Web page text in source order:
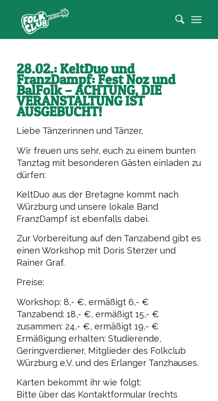
28.02.: KeltDuo und
FranzDampf: Fest Noz und
BalFolk – ACHTUNG, DIE
VERANSTALTUNG IST
AUSGEBUCHT!
Liebe Tänzerinnen und Tänzer,
Wir freuen uns sehr, euch zu einem bunten
Tanztag mit besonderen Gästen einladen zu
dürfen:
KeltDuo aus der Bretagne kommt nach
Würzburg und unsere lokale Band
FranzDampf ist ebenfalls dabei.
Zur Vorbereitung auf den Tanzabend gibt es
einen Workshop mit Doris Sterzer und
Rainer Graf.
Preise:
Workshop: 8,- €, ermäßigt 6,- €
Tanzabend: 18,- €, ermäßigt 15,- €
zusammen: 24,- €, ermäßigt 19,- €
Ermäßigung erhalten: Studierende,
Geringverdiener, Mitglieder des Folkclub
Würzburg e.V. und des Erlanger Tanzhauses.
Karten bekommt ihr wie folgt:
Bitte über das Kontaktformular (rechts